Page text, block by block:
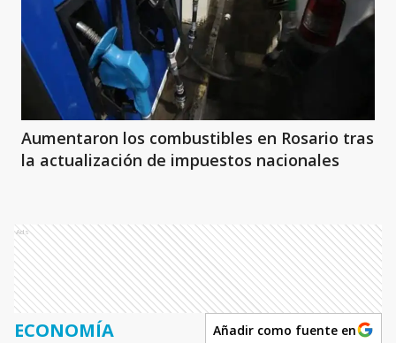
Aumentaron los combustibles en Rosario tras
la actualización de impuestos nacionales
Ads
ECONOMÍA Añadir como fuente en